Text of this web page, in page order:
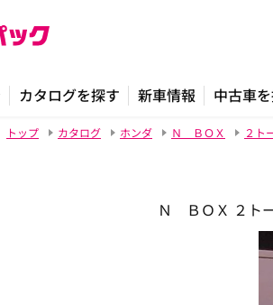
カタログを探す 新車情報 中古車
トップ カタログ ホンダ Ｎ ＢＯＸ ２ト
Ｎ ＢＯＸ ２ト